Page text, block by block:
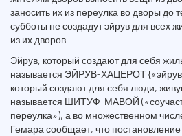
заносить их из переулка во дворы до
субботы не создадут эйрув для всех
из их дворов.
Эйрув, который создают для себя
называется ЭЙРУВ-ХАЦЕРОТ {«эйрув
который создают для себя люди,
называется ШИТУФ-МАВОЙ
переулка»), а во множественном
Гемара сообщает, что